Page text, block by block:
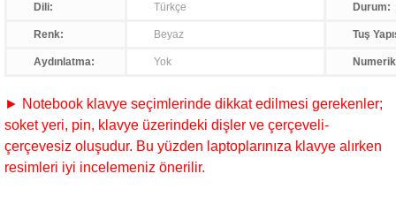
Dili: Türkçe Durum:
Renk: Beyaz Tuş
Aydınlatma: Yok
► Notebook klavye seçimlerinde dikkat edilmesi gerekenler;
soket yeri, pin, klavye üzerindeki dişler ve çerçeveli-
çerçevesiz oluşudur. Bu yüzden laptoplarınıza klavye alırken
resimleri iyi incelemeniz önerilir.